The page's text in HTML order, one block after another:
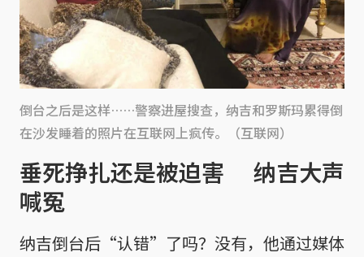
倒台之后是这样……警察进屋搜查，纳吉和罗斯玛累得倒
在沙发睡着的照片在互联网上疯传。（互联网）
垂死挣扎还是被迫害 纳吉大声
喊冤
纳吉倒台后“认错”了吗？没有，他通过媒体